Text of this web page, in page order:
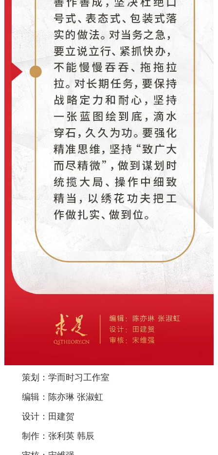
策划：学而时习工作室
编辑：陈亦琳 张淑虹
设计：田建贺
制作：张利英 韩辰